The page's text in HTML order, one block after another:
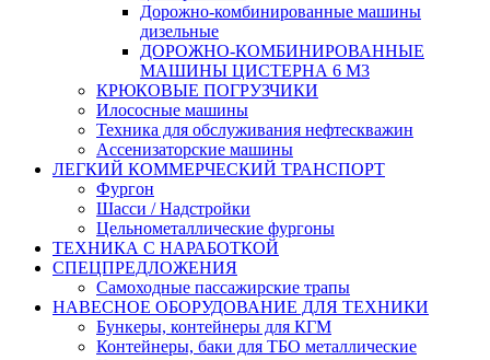
Дорожно-комбинированные машины
дизельные
ДОРОЖНО-КОМБИНИРОВАННЫЕ
МАШИНЫ ЦИСТЕРНА 6 М3
КРЮКОВЫЕ ПОГРУЗЧИКИ
Илососные машины
Техника для обслуживания нефтескважин
Ассенизаторские машины
ЛЕГКИЙ КОММЕРЧЕСКИЙ ТРАНСПОРТ
Фургон
Шасси / Надстройки
Цельнометаллические фургоны
ТЕХНИКА С НАРАБОТКОЙ
СПЕЦПРЕДЛОЖЕНИЯ
Самоходные пассажирские трапы
НАВЕСНОЕ ОБОРУДОВАНИЕ ДЛЯ ТЕХНИКИ
Бункеры, контейнеры для КГМ
Контейнеры, баки для ТБО металлические